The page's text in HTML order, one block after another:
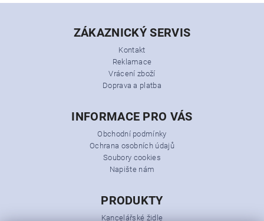
ZÁKAZNICKÝ SERVIS
Kontakt
Reklamace
Vrácení zboží
Doprava a platba
INFORMACE PRO VÁS
Obchodní podmínky
Ochrana osobních údajů
Soubory cookies
Napište nám
PRODUKTY
Kancelářské židle